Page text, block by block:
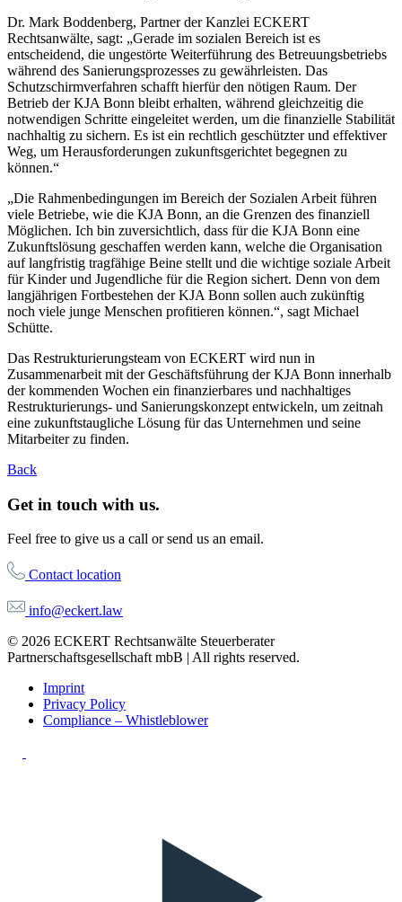
Dr. Mark Boddenberg, Partner der Kanzlei ECKERT
Rechtsanwälte, sagt: „Gerade im sozialen Bereich ist es
entscheidend, die ungestörte Weiterführung des Betreuungsbetriebs
während des Sanierungsprozesses zu gewährleisten. Das
Schutzschirmverfahren schafft hierfür den nötigen Raum. Der
Betrieb der KJA Bonn bleibt erhalten, während gleichzeitig die
notwendigen Schritte eingeleitet werden, um die finanzielle Stabilität
nachhaltig zu sichern. Es ist ein rechtlich geschützter und effektiver
Weg, um Herausforderungen zukunftsgerichtet begegnen zu
können.“
„Die Rahmenbedingungen im Bereich der Sozialen Arbeit führen
viele Betriebe, wie die KJA Bonn, an die Grenzen des finanziell
Möglichen. Ich bin zuversichtlich, dass für die KJA Bonn eine
Zukunftslösung geschaffen werden kann, welche die Organisation
auf langfristig tragfähige Beine stellt und die wichtige soziale Arbeit
für Kinder und Jugendliche für die Region sichert. Denn von dem
langjährigen Fortbestehen der KJA Bonn sollen auch zukünftig
noch viele junge Menschen profitieren können.“, sagt Michael
Schütte.
Das Restrukturierungsteam von ECKERT wird nun in
Zusammenarbeit mit der Geschäftsführung der KJA Bonn innerhalb
der kommenden Wochen ein finanzierbares und nachhaltiges
Restrukturierungs- und Sanierungskonzept entwickeln, um zeitnah
eine zukunftstaugliche Lösung für das Unternehmen und seine
Mitarbeiter zu finden.
Back
Get in touch with us.
Feel free to give us a call or send us an email.
Contact location
info@eckert.law
© 2026 ECKERT Rechtsanwälte Steuerberater
Partnerschaftsgesellschaft mbB | All rights reserved.
Imprint
Privacy Policy
Compliance – Whistleblower